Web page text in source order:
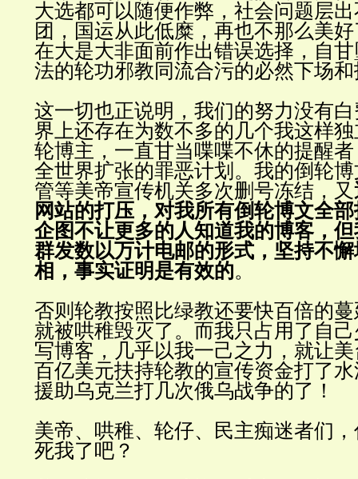
大选都可以随便作弊，社会问题层
团，国运从此低糜，再也不那么美
在大是大非面前作出错误选择，自
法的轮功邪教同流合污的必然下场
这一切也正说明，我们的努力没有
界上还存在为数不多的几个我这样
轮博主，一直甘当喋喋不休的提醒
全世界扩张的罪恶计划。我的倒轮
管等美帝宣传机关多次删号冻结，又
网站的打压，对我所有倒轮博文全
企图不让更多的人知道我的博客，
群发数以万计电邮的形式，坚持不
相，事实证明是有效的。
否则轮教按照比绿教还要快百倍的
就被哄稚毁灭了。而我只占用了自
写博客，几乎以我一己之力，就让
百亿美元扶持轮教的宣传资金打了
援助乌克兰打几次俄乌战争的了！
美帝、哄稚、轮仔、民主痴迷者们
死我了吧？